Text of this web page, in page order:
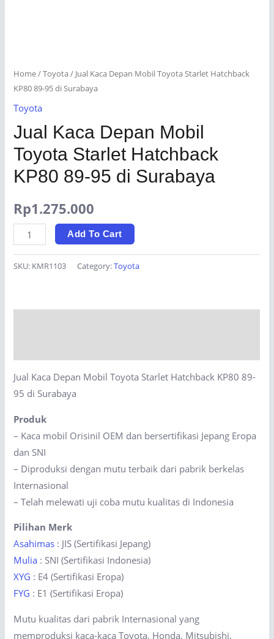
Home/Toyota/ Jual Kaca Depan Mobil Toyota Starlet Hatchback
KP80 89-95 di Surabaya
Toyota
Jual Kaca Depan Mobil
Toyota Starlet Hatchback
KP80 89-95 di Surabaya
Rp1.275.000
Jual
Kaca
Depan
89-
95
di
Surabaya
quantity
Add To Cart
SKU: KMR1103 Category:Toyota
Jual Kaca Depan Mobil Toyota Starlet Hatchback KP80 89-
95 di Surabaya
Produk
– Kaca mobil Orisinil OEM dan bersertifikasi Jepang Eropa
dan SNI
– Diproduksi dengan mutu terbaik dari pabrik berkelas
Internasional
– Telah melewati uji coba mutu kualitas di Indonesia
Pilihan Merk
Asahimas : JIS (Sertifikasi Jepang)
Mulia : SNI (Sertifikasi Indonesia)
XYG : E4 (Sertifikasi Eropa)
FYG : E1 (Sertifikasi Eropa)
Mutu kualitas dari pabrik Internasional yang
memproduksi kaca-kaca Toyota, Honda, Mitsubishi,